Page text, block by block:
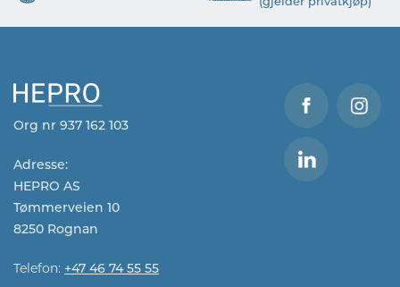
Org nr 937 162 103
Adresse:
HEPRO AS
Tømmerveien 10
8250 Rognan
Telefon: +47 46 74 55 55